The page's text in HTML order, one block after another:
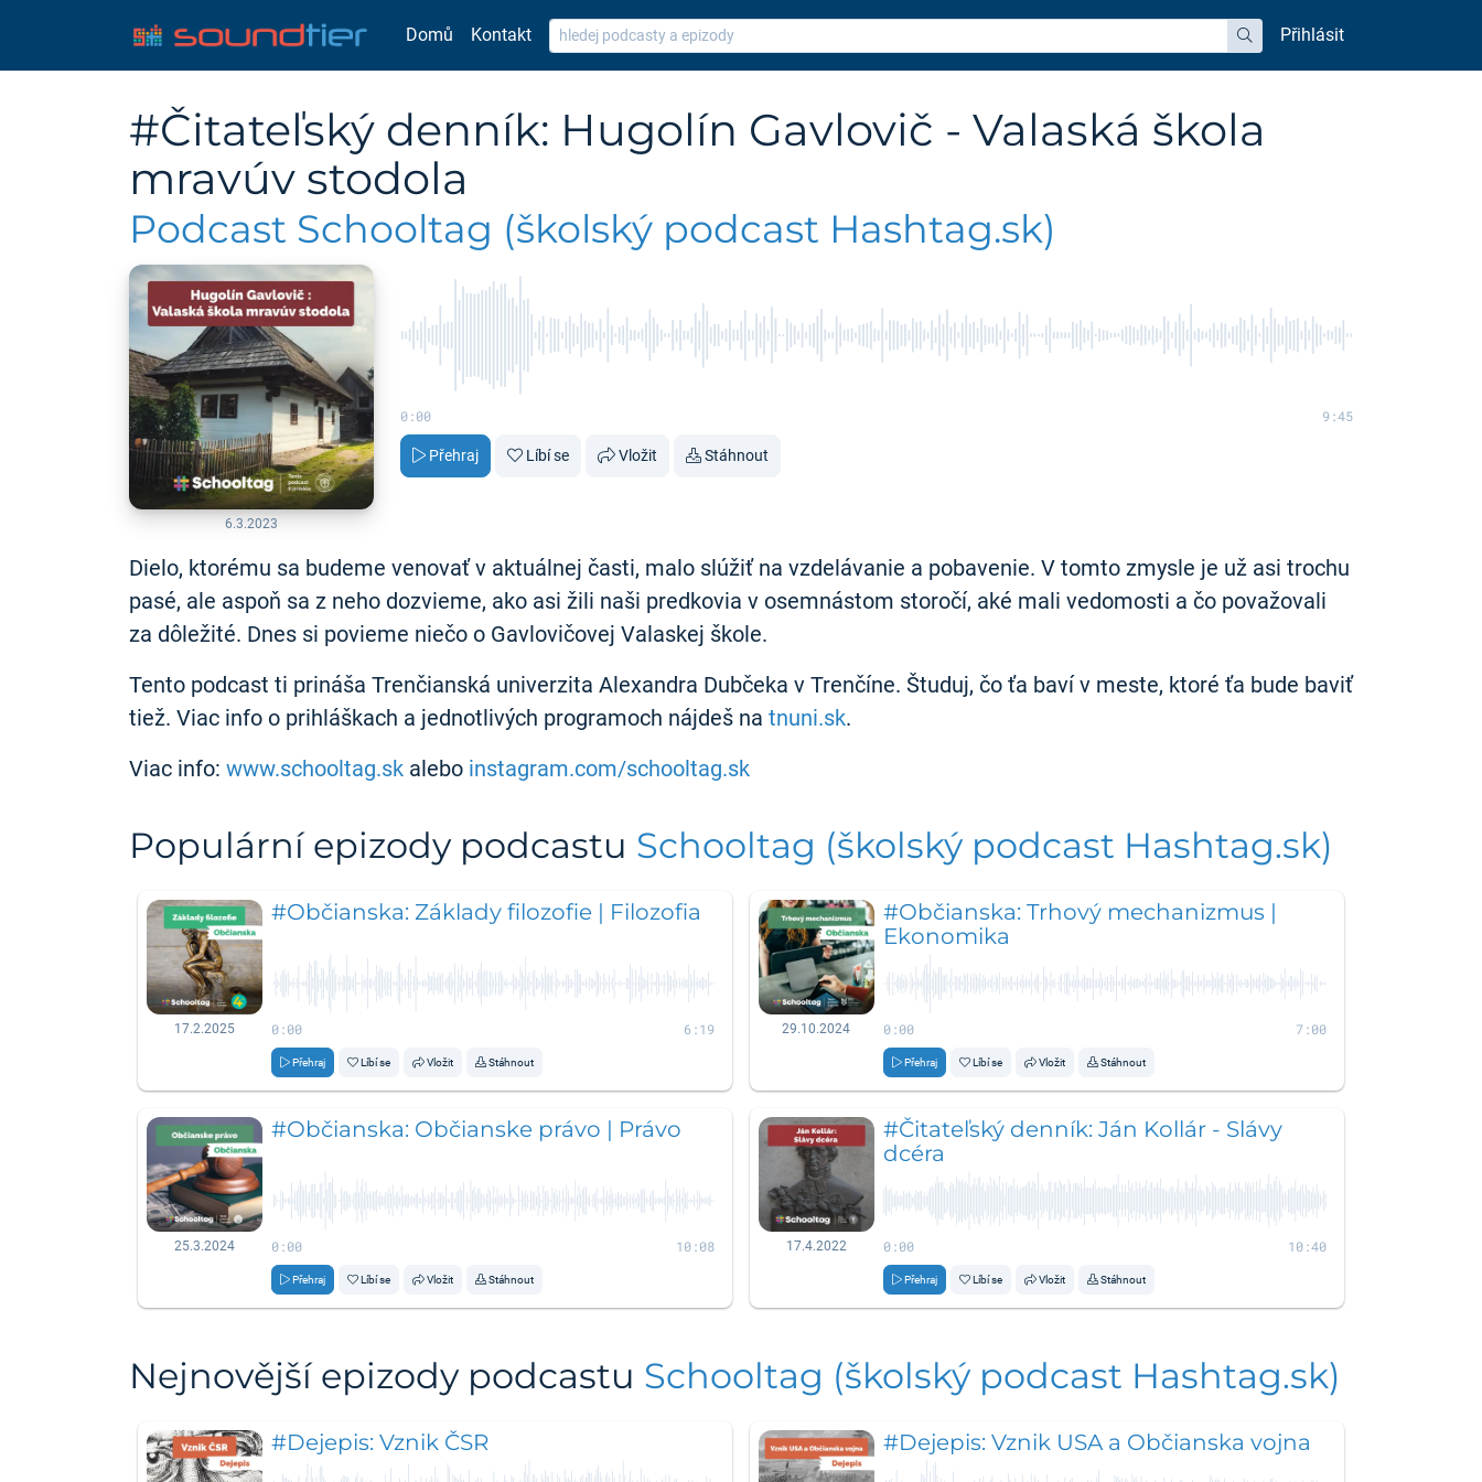
Domů Kontakt
hledat
Přihlásit
#Čitateľský denník: Hugolín Gavlovič - Valaská škola
mravúv stodola
Podcast Schooltag (školský podcast Hashtag.sk)
6.3.2023
0:00 9:45
Přehraj Líbí se Vložit Stáhnout
Dielo, ktorému sa budeme venovať v aktuálnej časti, malo slúžiť na vzdelávanie a pobavenie. V tomto zmysle je už asi trochu
pasé, ale aspoň sa z neho dozvieme, ako asi žili naši predkovia v osemnástom storočí, aké mali vedomosti a čo považovali
za dôležité. Dnes si povieme niečo o Gavlovičovej Valaskej škole.
Tento podcast ti prináša Trenčianská univerzita Alexandra Dubčeka v Trenčíne. Študuj, čo ťa baví v meste, ktoré ťa bude baviť
tiež. Viac info o prihláškach a jednotlivých programoch nájdeš na tnuni.sk.
Viac info: www.schooltag.sk alebo instagram.com/schooltag.sk
Populární epizody podcastu Schooltag (školský podcast Hashtag.sk)
17.2.2025
#Občianska: Základy filozofie | Filozofia
0:00 6:19
Přehraj Líbí se Vložit Stáhnout
29.10.2024
#Občianska: Trhový mechanizmus |
Ekonomika
0:00 7:00
Přehraj Líbí se Vložit Stáhnout
25.3.2024
#Občianska: Občianske právo | Právo
0:00 10:08
Přehraj Líbí se Vložit Stáhnout
17.4.2022
#Čitateľský denník: Ján Kollár - Slávy
dcéra
0:00 10:40
Přehraj Líbí se Vložit Stáhnout
Nejnovější epizody podcastu Schooltag (školský podcast Hashtag.sk)
#Dejepis: Vznik ČSR #Dejepis: Vznik USA a Občianska vojna